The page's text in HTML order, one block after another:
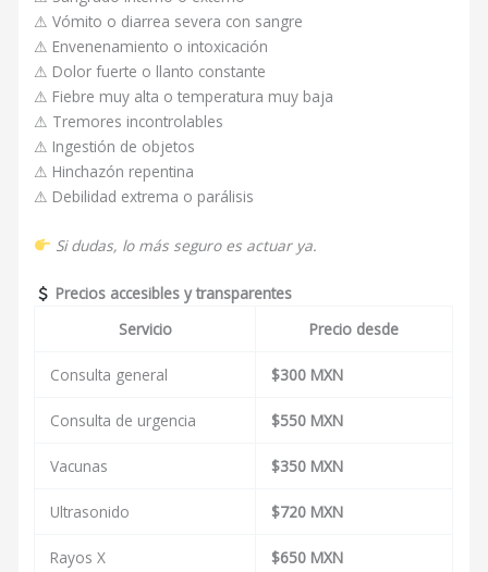
⚠ Vómito o diarrea severa con sangre
⚠ Envenenamiento o intoxicación
⚠ Dolor fuerte o llanto constante
⚠ Fiebre muy alta o temperatura muy baja
⚠ Tremores incontrolables
⚠ Ingestión de objetos
⚠ Hinchazón repentina
⚠ Debilidad extrema o parálisis
Si dudas, lo más seguro es actuar ya.
Precios accesibles y transparentes
Servicio
Precio desde
Consulta general $300 MXN
Consulta de urgencia $550 MXN
Vacunas $350 MXN
Ultrasonido $720 MXN
Rayos X $650 MXN